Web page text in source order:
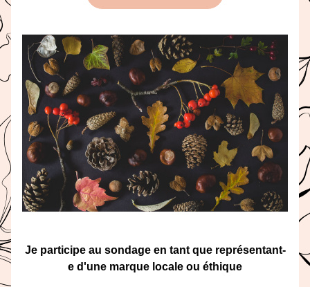
Je participe au sondage en tant que représentant-
e d'une marque locale ou éthique